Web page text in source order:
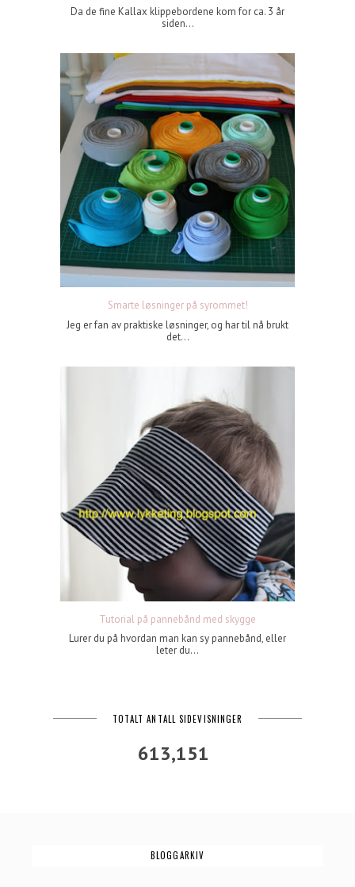
Da de fine Kallax klippebordene kom for ca. 3 år
siden...
Smarte løsninger på syrommet!
Jeg er fan av praktiske løsninger, og har til nå brukt
det...
Tutorial på pannebånd med skygge
Lurer du på hvordan man kan sy pannebånd, eller
leter du...
TOTALT ANTALL SIDEVISNINGER
613,151
BLOGGARKIV